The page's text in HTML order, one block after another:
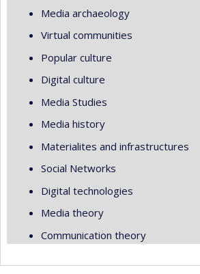
Media archaeology
Virtual communities
Popular culture
Digital culture
Media Studies
Media history
Materialites and infrastructures
Social Networks
Digital technologies
Media theory
Communication theory